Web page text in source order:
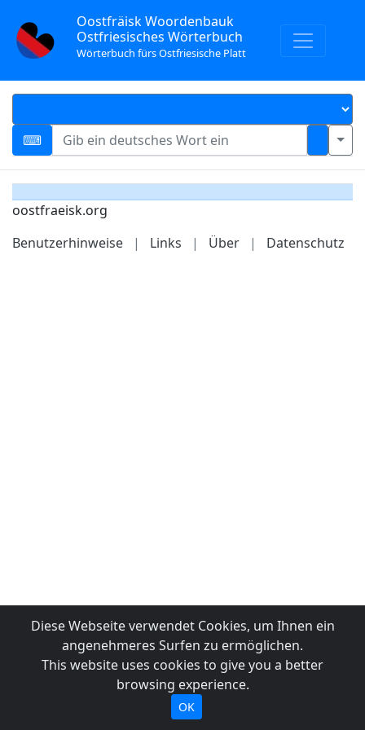
Oostfräisk Woordenbauk
Ostfriesisches Wörterbuch
Wörterbuch fürs Ostfriesische Platt
oostfraeisk.org
Benutzerhinweise
| Links | Über | Datenschutz
Diese Webseite verwendet Cookies, um Ihnen ein
angenehmeres Surfen zu ermöglichen.
This website uses cookies to give you a better
browsing experience.
OK